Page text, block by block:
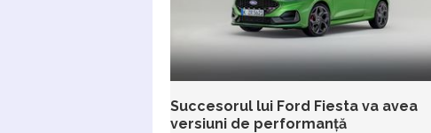
Succesorul lui Ford Fiesta va avea
versiuni de performanță